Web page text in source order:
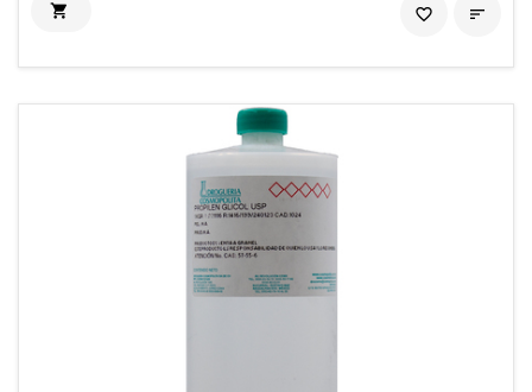
 
favorite_border